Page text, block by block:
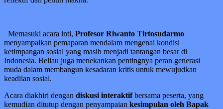
Memasuki acara inti, Profesor Riwanto Tirtosudarmo
menyampaikan pemaparan mendalam mengenai kondisi
ketimpangan sosial yang masih menjadi tantangan besar di
Indonesia. Beliau juga menekankan pentingnya peran generasi
muda dalam membangun kesadaran kritis untuk mewujudkan
keadilan sosial.
Acara diakhiri dengan diskusi interaktifbersama peserta, yang
kemudian ditutup dengan penyampaian kesimpulan oleh Bapak